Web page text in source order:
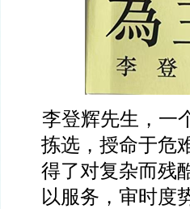
李登辉先生，一
拣选，授命于危
得了对复杂而残
以服务，审时度